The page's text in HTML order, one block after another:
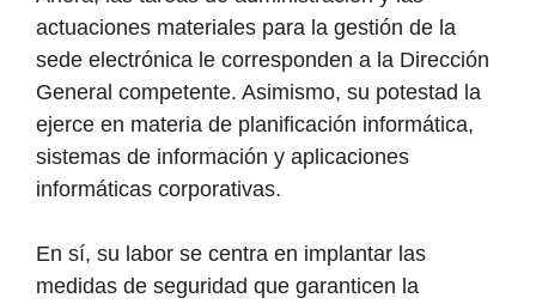
actuaciones materiales para la gestión de la
sede electrónica le corresponden a la Dirección
General competente. Asimismo, su potestad la
ejerce en materia de planificación informática,
sistemas de información y aplicaciones
informáticas corporativas.
En sí, su labor se centra en implantar las
medidas de seguridad que garanticen la